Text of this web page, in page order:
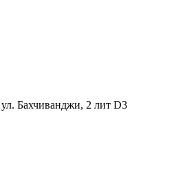
Бахчиванджи, 2 лит D3